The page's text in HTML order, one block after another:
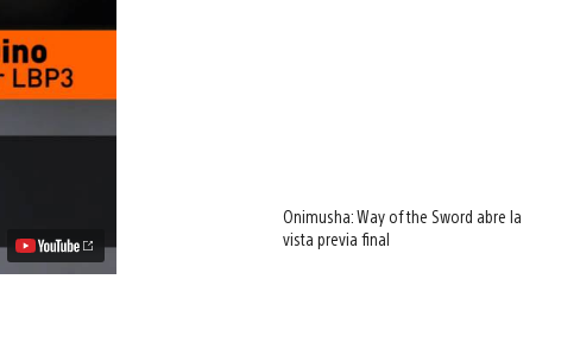
Onimusha: Way of the Sword abre la
vista previa final